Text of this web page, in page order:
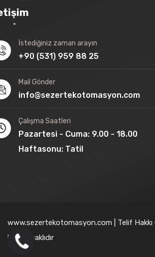
İstediğiniz zaman arayın
+90 (531) 959 88 25
Mail Gönder
info@sezertekotomasyon.com
Çalışma Saatleri
Pazartesi - Cuma: 9.00 - 18.00
Haftasonu: Tatil
www.sezertekotomasyon.com | Telif
hakları saklıdır